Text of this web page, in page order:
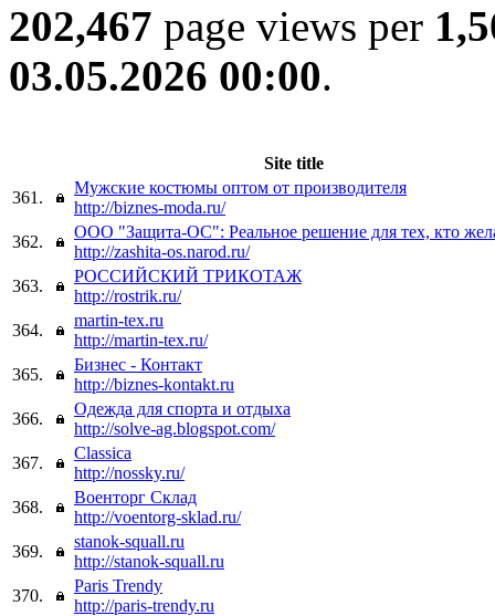
202,467 page views per
03.05.2026 00:00.
Site title
361.
Мужские костюмы оптом от производителя
http://biznes-moda.ru/
362.
ООО "Защита-ОС": Реальное решение для тех, кто
http://zashita-os.narod.ru/
363.
РОССИЙСКИЙ ТРИКОТАЖ
http://rostrik.ru/
364.
martin-tex.ru
http://martin-tex.ru/
365.
Бизнес - Контакт
http://biznes-kontakt.ru
366.
Одежда для спорта и отдыха
http://solve-ag.blogspot.com/
367.
Classica
http://nossky.ru/
368.
Военторг Склад
http://voentorg-sklad.ru/
369.
stanok-squall.ru
http://stanok-squall.ru
370.
Paris Trendy
http://paris-trendy.ru